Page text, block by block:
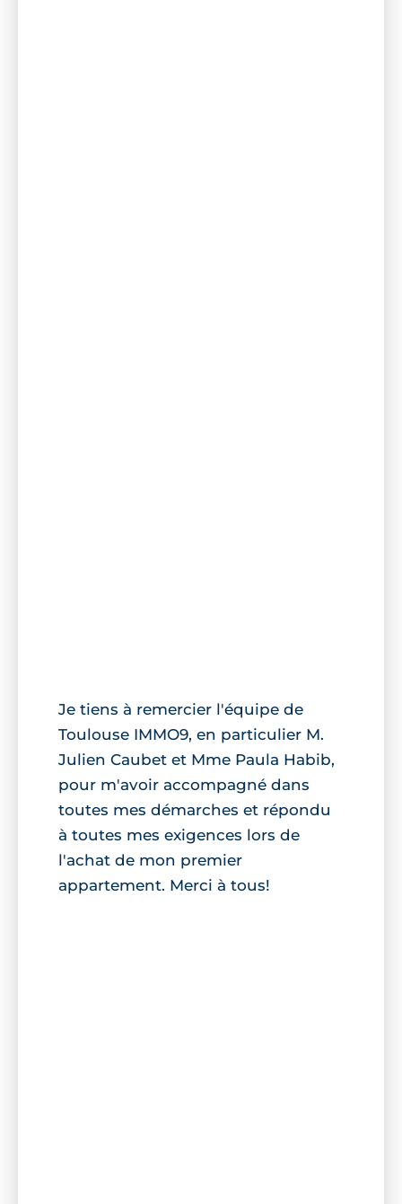
Je tiens à remercier l'équipe de
Toulouse IMMO9, en particulier M.
Julien Caubet et Mme Paula Habib,
pour m'avoir accompagné dans
toutes mes démarches et répondu
à toutes mes exigences lors de
l'achat de mon premier
appartement. Merci à tous!